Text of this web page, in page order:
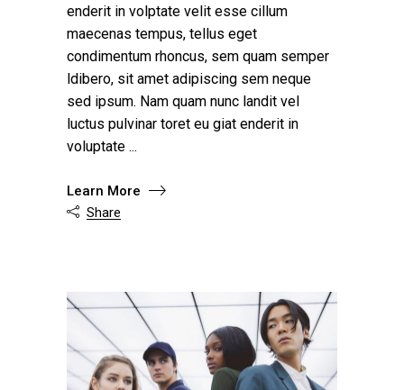
enderit in volptate velit esse cillum
maecenas tempus, tellus eget
condimentum rhoncus, sem quam semper
ldibero, sit amet adipiscing sem neque
sed ipsum. Nam quam nunc landit vel
luctus pulvinar toret eu giat enderit in
voluptate
Learn More
 Share